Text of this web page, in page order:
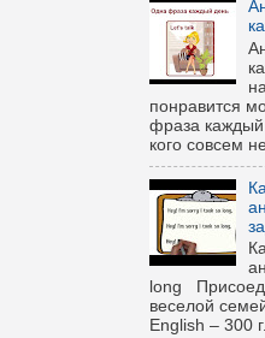
понравится
фраза
кого совсем
long
веселой
English – 300